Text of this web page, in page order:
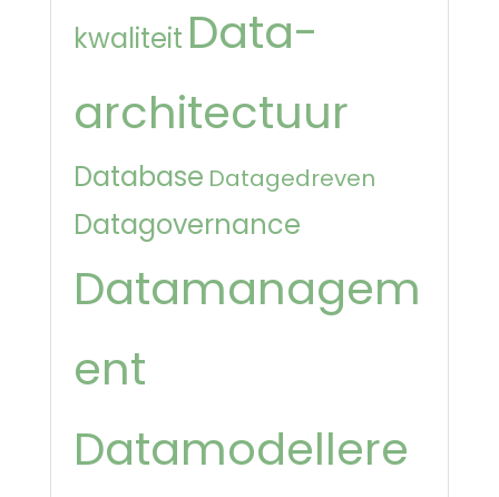
kwaliteit Data-
architectuur
Database Datagedreven
Datagovernance
Datamanagem
ent
Datamodellere